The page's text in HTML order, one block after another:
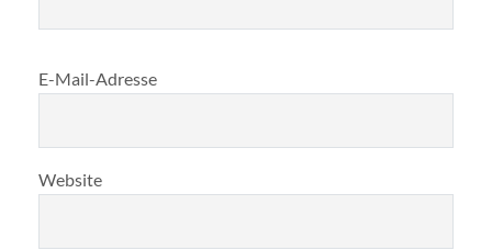
E-Mail-Adresse
Website